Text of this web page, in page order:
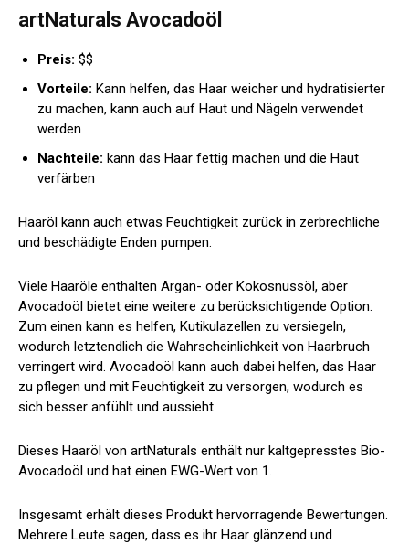
artNaturals Avocadoöl
Preis: $$
Vorteile: Kann helfen, das Haar weicher und hydratisierter
zu machen, kann auch auf Haut und Nägeln verwendet
werden
Nachteile: kann das Haar fettig machen und die Haut
verfärben
Haaröl kann auch etwas Feuchtigkeit zurück in zerbrechliche
und beschädigte Enden pumpen.
Viele Haaröle enthalten Argan- oder Kokosnussöl, aber
Avocadoöl bietet eine weitere zu berücksichtigende Option.
Zum einen kann es helfen, Kutikulazellen zu versiegeln,
wodurch letztendlich die Wahrscheinlichkeit von Haarbruch
verringert wird. Avocadoöl kann auch dabei helfen, das Haar
zu pflegen und mit Feuchtigkeit zu versorgen, wodurch es
sich besser anfühlt und aussieht.
Dieses Haaröl von artNaturals enthält nur kaltgepresstes Bio-
Avocadoöl und hat einen EWG-Wert von 1.
Insgesamt erhält dieses Produkt hervorragende Bewertungen.
Mehrere Leute sagen, dass es ihr Haar glänzend und